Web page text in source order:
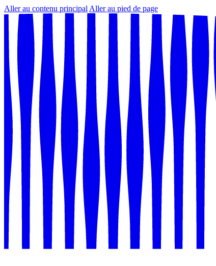
Aller au contenu principal Aller au pied de page